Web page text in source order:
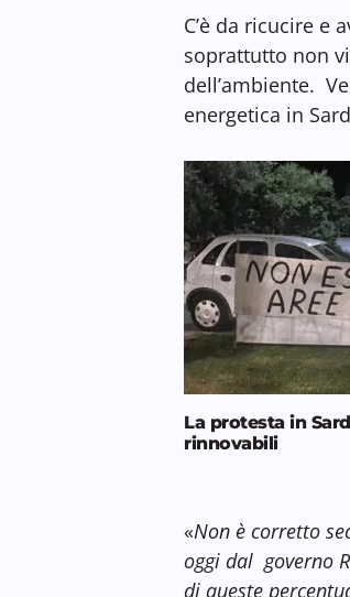
C’è da ricucire e
soprattutto non
dell’ambiente.
energetica in
La protesta in
rinnovabili
«Non è corretto
oggi dal governo
di queste